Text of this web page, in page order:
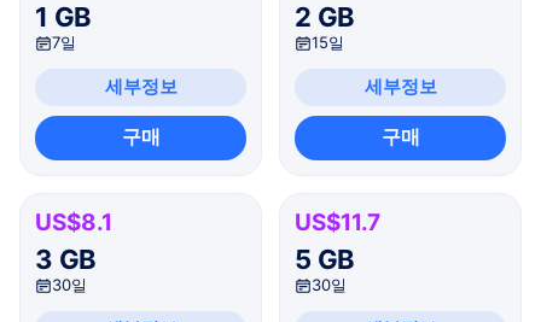
1 GB
7일
세부정보
구매
2 GB
15일
세부정보
구매
US$8.1
3 GB
30일
US$11.7
5 GB
30일